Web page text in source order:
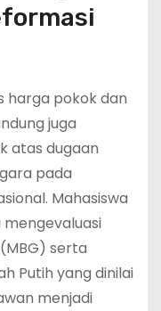
harga pokok dan
juga
atas dugaan
pada
Mahasiswa
serta
Putih yang dinilai
menjadi